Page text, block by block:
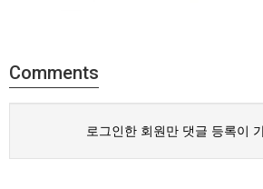
Comments
로그인한 회원만 댓글 등록이